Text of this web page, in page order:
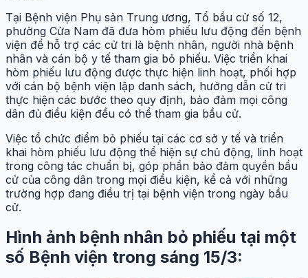
Tại Bệnh viện Phụ sản Trung ương, Tổ bầu cử số 12,
phường Cửa Nam đã đưa hòm phiếu lưu động đến bệnh
viện để hỗ trợ các cử tri là bệnh nhân, người nhà bệnh
nhân và cán bộ y tế tham gia bỏ phiếu. Việc triển khai
hòm phiếu lưu động được thực hiện linh hoạt, phối hợp
với cán bộ bệnh viện lập danh sách, hướng dẫn cử tri
thực hiện các bước theo quy định, bảo đảm mọi công
dân đủ điều kiện đều có thể tham gia bầu cử.
Việc tổ chức điểm bỏ phiếu tại các cơ sở y tế và triển
khai hòm phiếu lưu động thể hiện sự chủ động, linh hoạt
trong công tác chuẩn bị, góp phần bảo đảm quyền bầu
cử của công dân trong mọi điều kiện, kể cả với những
trường hợp đang điều trị tại bệnh viện trong ngày bầu
cử.
Hình ảnh bệnh nhân bỏ phiếu tại một
số Bệnh viện trong sáng 15/3: